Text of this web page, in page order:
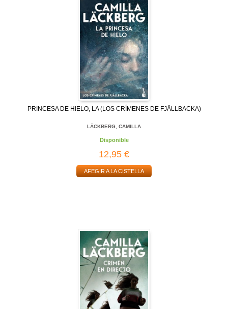
PRINCESA DE HIELO, LA (LOS CRÍMENES DE FJÄLLBACKA)
LÄCKBERG, CAMILLA
Disponible
12,95 €
AFEGIR A LA CISTELLA